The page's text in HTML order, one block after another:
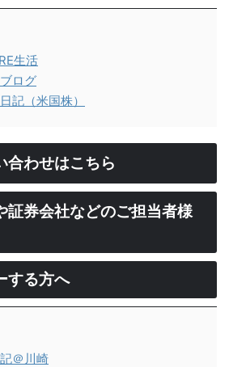
生活
ログ
記（米国株）
合わせはこちら
証券会社などのご担当者様
する方へ
＠川崎